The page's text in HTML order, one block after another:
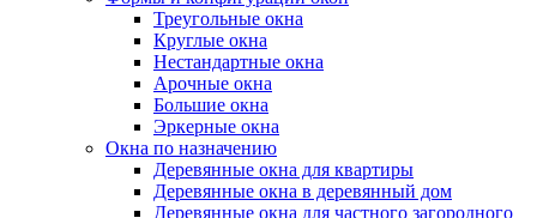
Треугольные окна
Круглые окна
Нестандартные окна
Арочные окна
Большие окна
Эркерные окна
Окна по назначению
Деревянные окна для квартиры
Деревянные окна в деревянный дом
Деревянные окна для частного загородного